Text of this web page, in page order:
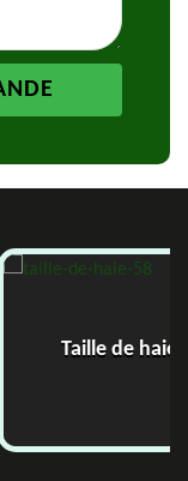
Taille de haie